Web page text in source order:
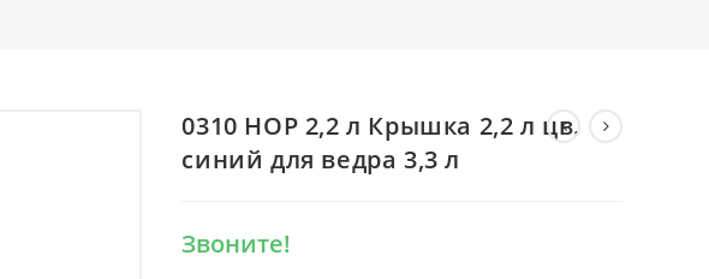
0310 HOP 2,2 л Крышка 2,2 л цв.
синий для ведра 3,3 л
Звоните!